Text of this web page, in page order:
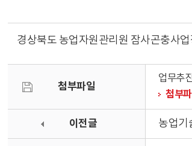
경상북도 농업자원관리원 잠사곤충사
첨부파일
업무추
첨부
이전글 농업기